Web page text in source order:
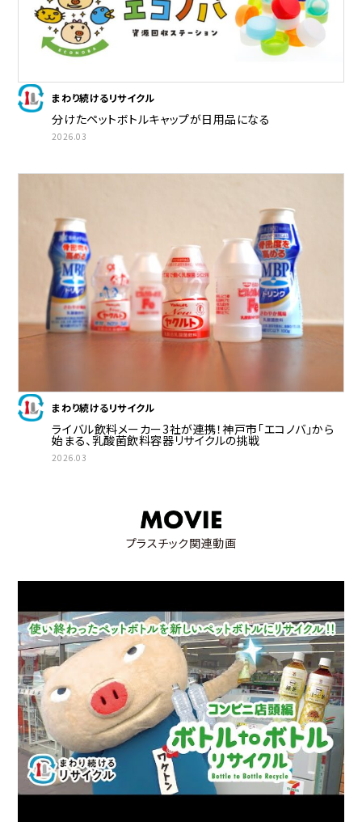
まわり続けるリサイクル
分けたペットボトルキャップが日用品になる
2026.03
まわり続けるリサイクル
ライバル飲料メーカー3社が連携！神戸市「エコノバ」から
始まる、乳酸菌飲料容器リサイクルの挑戦
2026.03
プラスチック関連動画